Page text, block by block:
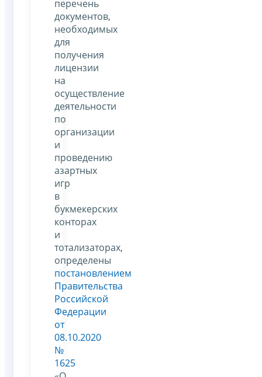
перечень
документов,
необходимых
для
получения
лицензии
на
осуществление
деятельности
по
организации
и
проведению
азартных
игр
в
букмекерских
конторах
и
тотализаторах,
определены
постановлением
Правительства
Российской
Федерации
от
08.10.2020
№
1625